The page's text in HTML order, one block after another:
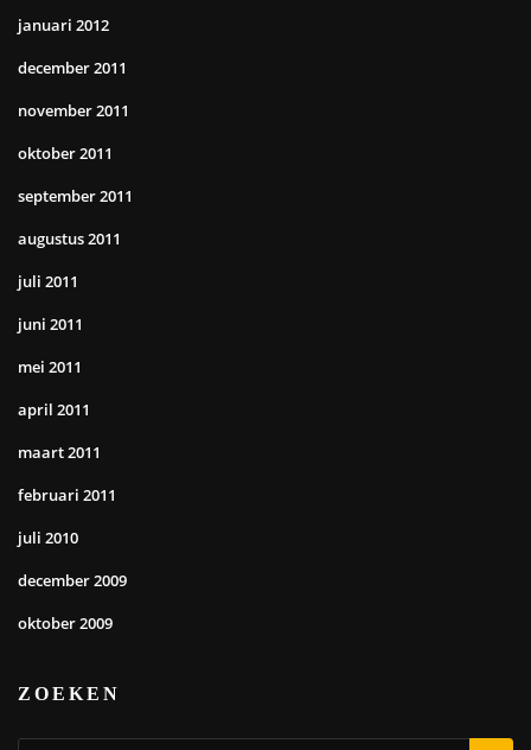
januari 2012
december 2011
november 2011
oktober 2011
september 2011
augustus 2011
juli 2011
juni 2011
mei 2011
april 2011
maart 2011
februari 2011
juli 2010
december 2009
oktober 2009
ZOEKEN